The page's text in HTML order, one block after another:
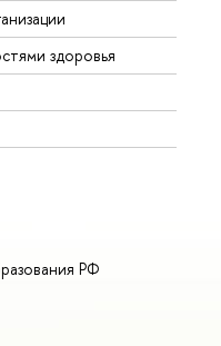
здоровья
РФ